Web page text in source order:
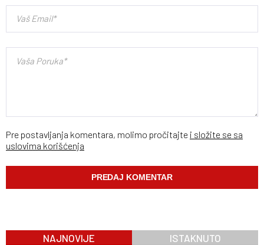
Pre postavljanja komentara, molimo pročitajte i složite se sa
uslovima korišćenja
NAJNOVIJE ISTAKNUTO